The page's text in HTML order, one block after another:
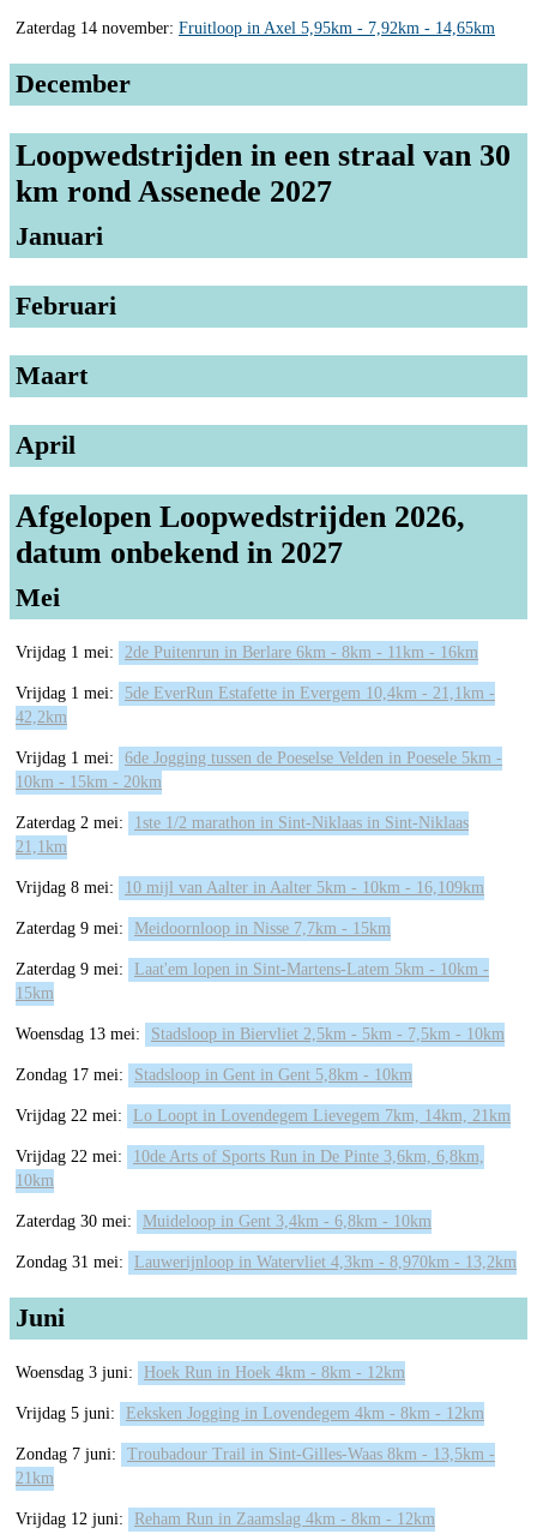
Zaterdag 14 november: Fruitloop in Axel 5,95km - 7,92km - 14,65km
December
Loopwedstrijden in een straal van 30
km rond Assenede 2027
Januari
Februari
Maart
April
Afgelopen Loopwedstrijden 2026,
datum onbekend in 2027
Mei
Vrijdag 1 mei: 2de Puitenrun in Berlare 6km - 8km - 11km - 16km
Vrijdag 1 mei:
5de EverRun Estafette in Evergem 10,4km - 21,1km -
42,2km
Vrijdag 1 mei:
6de Jogging tussen de Poeselse Velden in Poesele 5km -
10km - 15km - 20km
Zaterdag 2 mei:
1ste 1/2 marathon in Sint-Niklaas in Sint-Niklaas
21,1km
Vrijdag 8 mei: 10 mijl van Aalter in Aalter 5km - 10km - 16,109km
Zaterdag 9 mei: Meidoornloop in Nisse 7,7km - 15km
Zaterdag 9 mei:
Laat'em lopen in Sint-Martens-Latem 5km - 10km -
15km
Woensdag 13 mei: Stadsloop in Biervliet 2,5km - 5km - 7,5km - 10km
Zondag 17 mei: Stadsloop in Gent in Gent 5,8km - 10km
Vrijdag 22 mei: Lo Loopt in Lovendegem Lievegem 7km, 14km, 21km
Vrijdag 22 mei:
10de Arts of Sports Run in De Pinte 3,6km, 6,8km,
10km
Zaterdag 30 mei: Muideloop in Gent 3,4km - 6,8km - 10km
Zondag 31 mei: Lauwerijnloop in Watervliet 4,3km - 8,970km - 13,2km
Juni
Woensdag 3 juni: Hoek Run in Hoek 4km - 8km - 12km
Vrijdag 5 juni: Eeksken Jogging in Lovendegem 4km - 8km - 12km
Zondag 7 juni:
Troubadour Trail in Sint-Gilles-Waas 8km - 13,5km -
21km
Vrijdag 12 juni: Reham Run in Zaamslag 4km - 8km - 12km